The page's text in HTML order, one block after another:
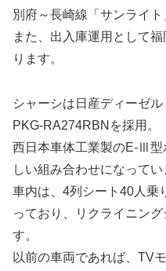
別府～長崎線「サンライト
また、出入庫運用として
ります。
シャーシは日産ディーゼ
PKG-RA274RBNを採用。
西日本車体工業製のE-Ⅲ型
しい組み合わせになってい
車内は、4列シート40人乗
っており、リクライニン
す。
以前の車両であれば、TV